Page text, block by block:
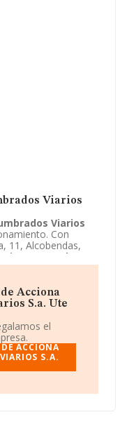
Viarios
Viarios
Con
11, Alcobendas,
Esco Sl Y
que desarrolla
Uteestá definida
Acciona
S.a. Ute
el
ACCIONA
S.A.